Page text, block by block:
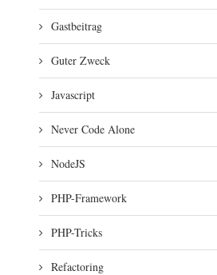
Gastbeitrag
Guter Zweck
Javascript
Never Code Alone
NodeJS
PHP-Framework
PHP-Tricks
Refactoring